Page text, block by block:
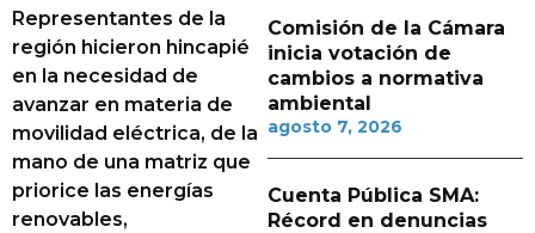
Representantes de la
región hicieron hincapié
en la necesidad de
avanzar en materia de
movilidad eléctrica, de la
mano de una matriz que
priorice las energías
renovables,
Comisión de la Cámara
inicia votación de
cambios a normativa
ambiental
agosto 7, 2026
Cuenta Pública SMA:
Récord en denuncias